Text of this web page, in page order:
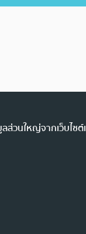
วนใหญ่จากเว็บไซ